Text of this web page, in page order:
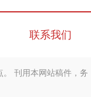
联系我们
刊用本网站稿件，务